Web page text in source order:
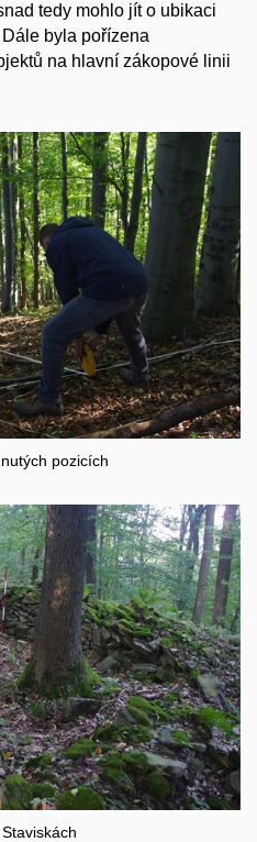
tedy mohlo jít o ubikaci
byla pořízena
na hlavní zákopové linii
pozicích